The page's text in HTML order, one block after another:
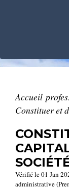
Accueil
Constituer et
Vérifié le 01 Jan
administrative